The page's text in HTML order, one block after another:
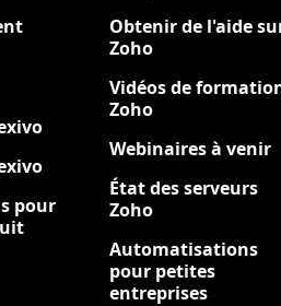
pour
Obtenir de l'aide
Zoho
Vidéos de
Zoho
Webinaires à venir
État des serveurs
Zoho
Automatisations
pour petites
entreprises